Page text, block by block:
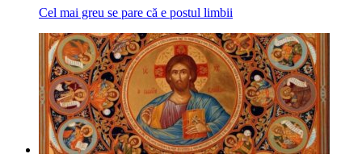
Cel mai greu se pare că e postul limbii